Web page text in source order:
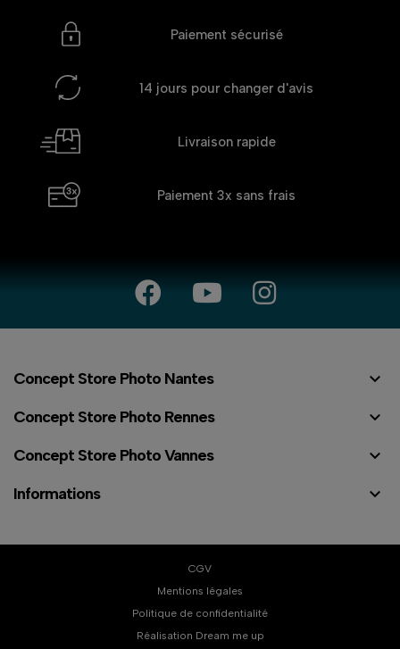
Paiement sécurisé
14 jours pour changer d'avis
Livraison rapide
Paiement 3x sans frais
Concept Store Photo Nantes 
Concept Store Photo Rennes 
Concept Store Photo Vannes 
Informations 
CGV
Mentions légales
Politique de confidentialité
Réalisation Dream me up